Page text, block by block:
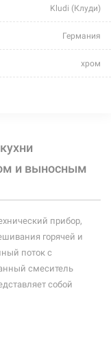
Kludi (Клуди)
Германия
хром
с гибким изливом
однорычажный
длинная изогнутая
высокий поворотный
и выносным
прибор,
горячей и
поток с
смеситель
собой